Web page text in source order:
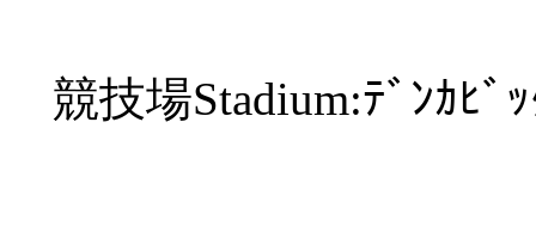
競技場Stadium:ﾃﾞﾝｶﾋﾞ